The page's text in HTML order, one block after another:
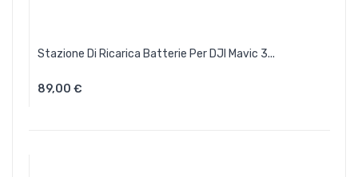
Stazione Di Ricarica Batterie Per DJI Mavic 3...
89,00 €Aggiungi Al Carrello